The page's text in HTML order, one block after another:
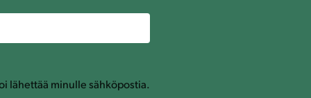
lähettää minulle sähköpostia.